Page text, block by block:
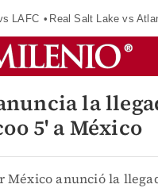
LAFC Real Salt Lake vs
la
5' a México
México anunció la